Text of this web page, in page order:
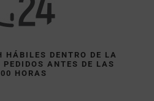
HÁBILES DENTRO DE LA
ANTES DE LAS
HORAS